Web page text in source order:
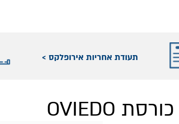
תעודת אחריות אירופלקס >
כורסת OVIEDO